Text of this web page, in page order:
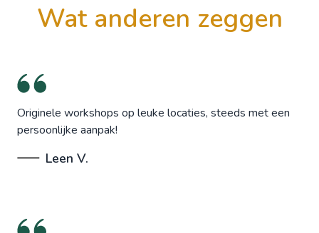
wat anderen zeggen
Originele workshops op leuke locaties, steeds met een
persoonlijke aanpak!
Leen V.